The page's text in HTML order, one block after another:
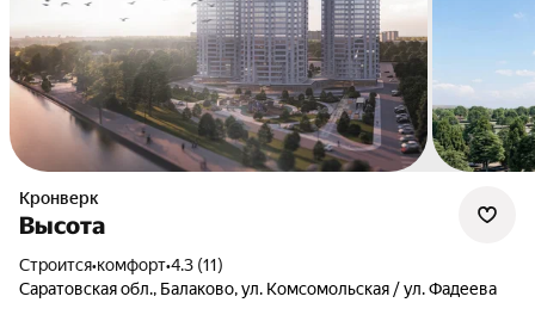
Кронверк
Высота
Строится•комфорт•4.3 (11)
Саратовская обл., Балаково, ул. Комсомольская / ул. Фадеева